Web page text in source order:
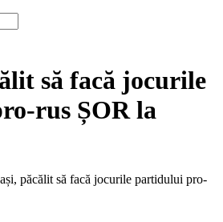
să facă jocurile
rus ȘOR la
păcălit să facă jocurile partidului pro-